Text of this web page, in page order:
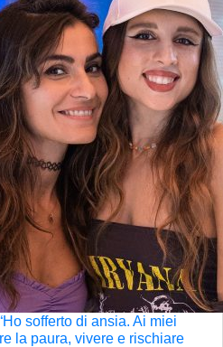
sofferto di ansia. Ai miei
la paura, vivere e rischiare